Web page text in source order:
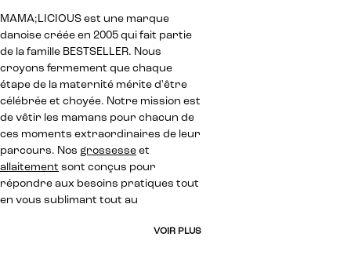
MAMA;LICIOUS est une marque
danoise créée en 2005 qui fait partie
de la famille BESTSELLER. Nous
croyons fermement que chaque
étape de la maternité mérite d'être
célébrée et choyée. Notre mission est
de vêtir les mamans pour chacun de
ces moments extraordinaires de leur
parcours. Nos grossesse et
allaitement sont conçus pour
répondre aux besoins pratiques tout
en vous sublimant tout au
VOIR PLUS